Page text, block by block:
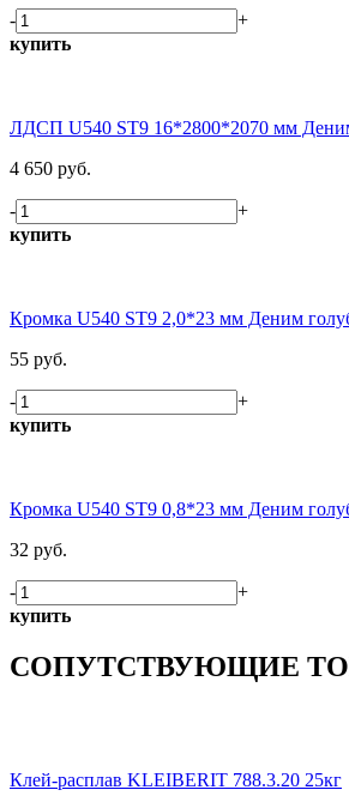
-
+
купить
ЛДСП U540 ST9 16*2800*2070 мм
4 650 руб.
-
+
купить
Кромка U540 ST9 2,0*23 мм Деним
55 руб.
-
+
купить
Кромка U540 ST9 0,8*23 мм Деним
32 руб.
-
+
купить
СОПУТСТВУЮЩИЕ
Клей-расплав KLEIBERIT 788.3.20 25кг